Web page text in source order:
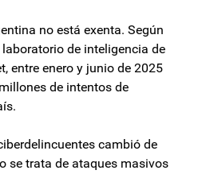
no está exenta. Según
de inteligencia de
entre enero y junio de 2025
de intentos de
cambió de
se trata de ataques masivos